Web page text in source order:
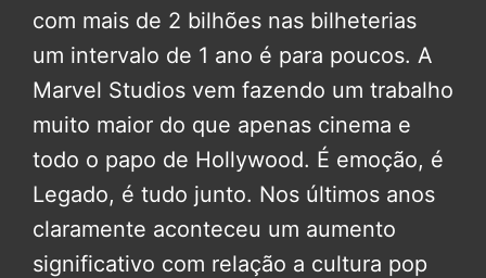
com mais de 2 bilhões nas bilheterias
um intervalo de 1 ano é para poucos. A
Marvel Studios vem fazendo um trabalho
muito maior do que apenas cinema e
todo o papo de Hollywood. É emoção, é
Legado, é tudo junto. Nos últimos anos
claramente aconteceu um aumento
significativo com relação a cultura pop